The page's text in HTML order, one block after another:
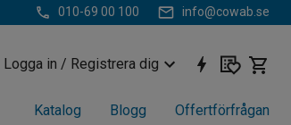
010-69 00 100 info@cowab.se
Logga in / Registrera dig
Katalog Blogg Offertförfrågan